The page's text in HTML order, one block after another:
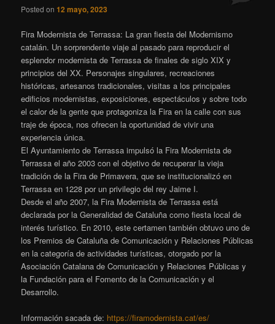
Posted on12 mayo, 2023
Fira Modernista de Terrassa: La gran fiesta del Modernismo
catalán. Un sorprendente viaje al pasado para reproducir el
esplendor modernista de Terrassa de finales de siglo XIX y
principios del XX. Personajes singulares, recreaciones
históricas, artesanos tradicionales, visitas a los principales
edificios modernistas, exposiciones, espectáculos y sobre todo
el calor de la gente que protagoniza la Fira en la calle con sus
traje de época, nos ofrecen la oportunidad de vivir una
experiencia única.
El Ayuntamiento de Terrassa impulsó la Fira Modernista de
Terrassa el año 2003 con el objetivo de recuperar la vieja
tradición de la Fira de Primavera, que se institucionalizó en
Terrassa en 1228 por un privilegio del rey Jaime I.
Desde el año 2007, la Fira Modernista de Terrassa está
declarada por la Generalidad de Cataluña como fiesta local de
interés turístico. En 2010, este certamen también obtuvo uno de
los Premios de Cataluña de Comunicación y Relaciones Públicas
en la categoría de actividades turísticas, otorgado por la
Asociación Catalana de Comunicación y Relaciones Públicas y
la Fundación para el Fomento de la Comunicación y el
Desarrollo.
Información sacada de: https://firamodernista.cat/es/